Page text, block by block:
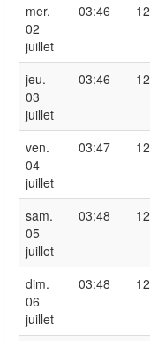
mer.
02
juillet
03:46
jeu.
03
juillet
03:46
ven.
04
juillet
03:47
sam.
05
juillet
03:48
dim.
06
juillet
03:48